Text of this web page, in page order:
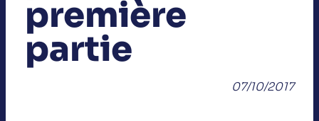
première
partie
07/10/2017